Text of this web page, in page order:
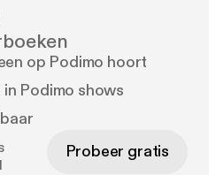
op Podimo hoort
Podimo shows
Probeer gratis